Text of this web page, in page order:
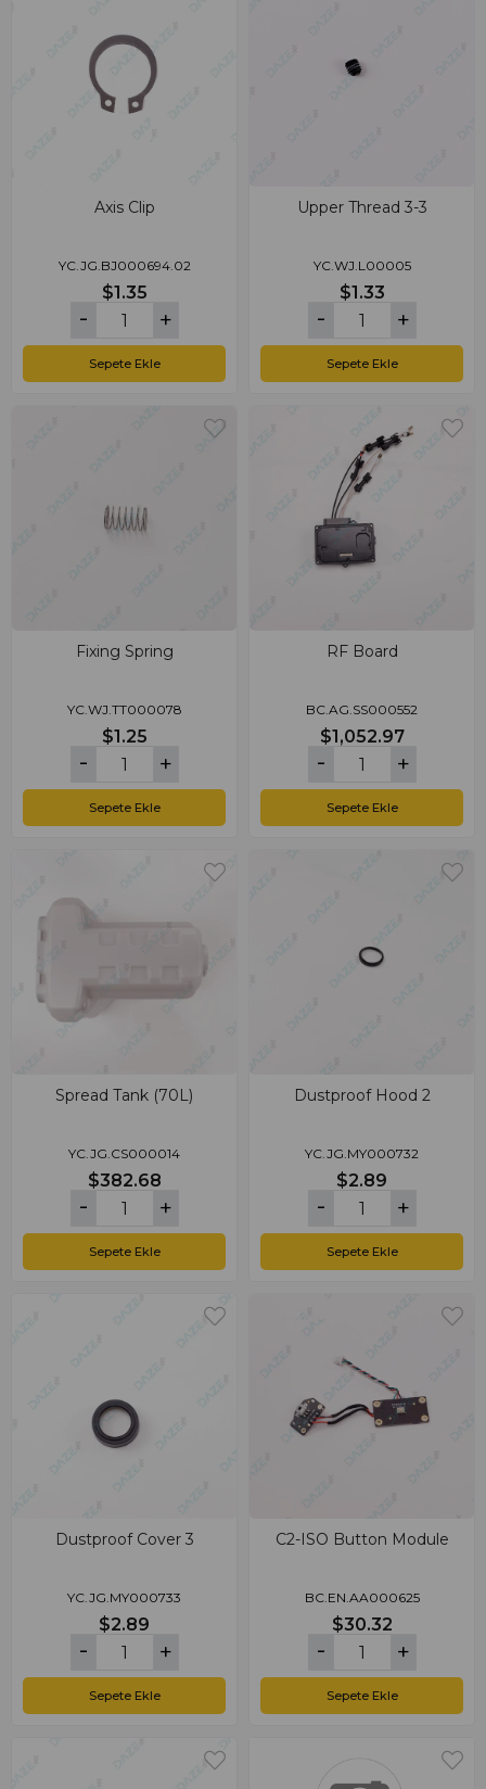
Axis Clip
YC.JG.BJ000694.02
$1.35
Sepete Ekle
Upper Thread 3-3
YC.WJ.L00005
$1.33
Sepete Ekle
Fixing Spring
YC.WJ.TT000078
$1.25
Sepete Ekle
RF Board
BC.AG.SS000552
$1,052.97
Sepete Ekle
Spread Tank (70L)
YC.JG.CS000014
$382.68
Sepete Ekle
Dustproof Hood 2
YC.JG.MY000732
$2.89
Sepete Ekle
Dustproof Cover 3
YC.JG.MY000733
$2.89
Sepete Ekle
C2-ISO Button Module
BC.EN.AA000625
$30.32
Sepete Ekle